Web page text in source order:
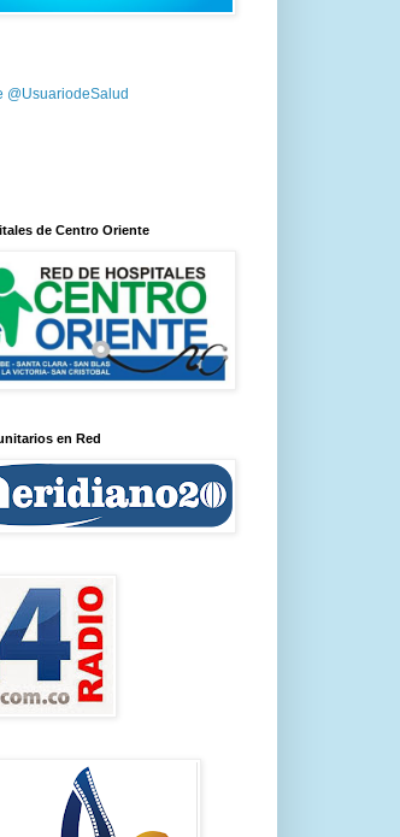
@UsuariodeSalud
de Centro Oriente
en Red